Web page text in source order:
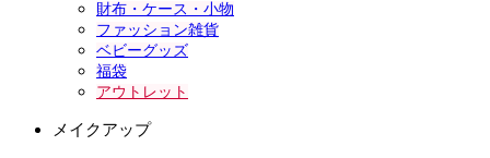
財布・ケース・小物
ファッション雑貨
ベビーグッズ
福袋
アウトレット
メイクアップ